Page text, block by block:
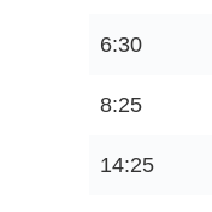
6:30
8:25
14:25